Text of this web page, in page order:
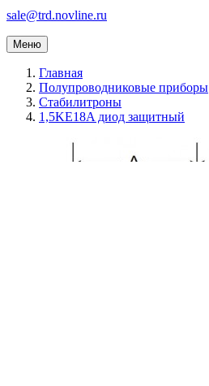
sale@trd.novline.ru
Меню
Главная
Полупроводниковые приборы
Стабилитроны
1,5KE18A диод защитный